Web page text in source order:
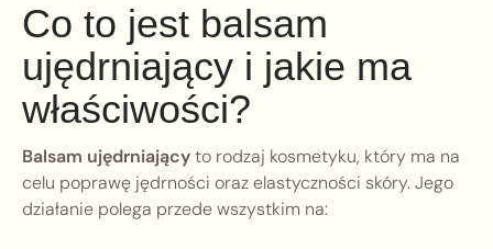
Co to jest balsam
ujędrniający i jakie ma
właściwości?
Balsam ujędrniającyto rodzaj kosmetyku, który ma na
celu poprawę jędrności oraz elastyczności skóry. Jego
działanie polega przede wszystkim na: